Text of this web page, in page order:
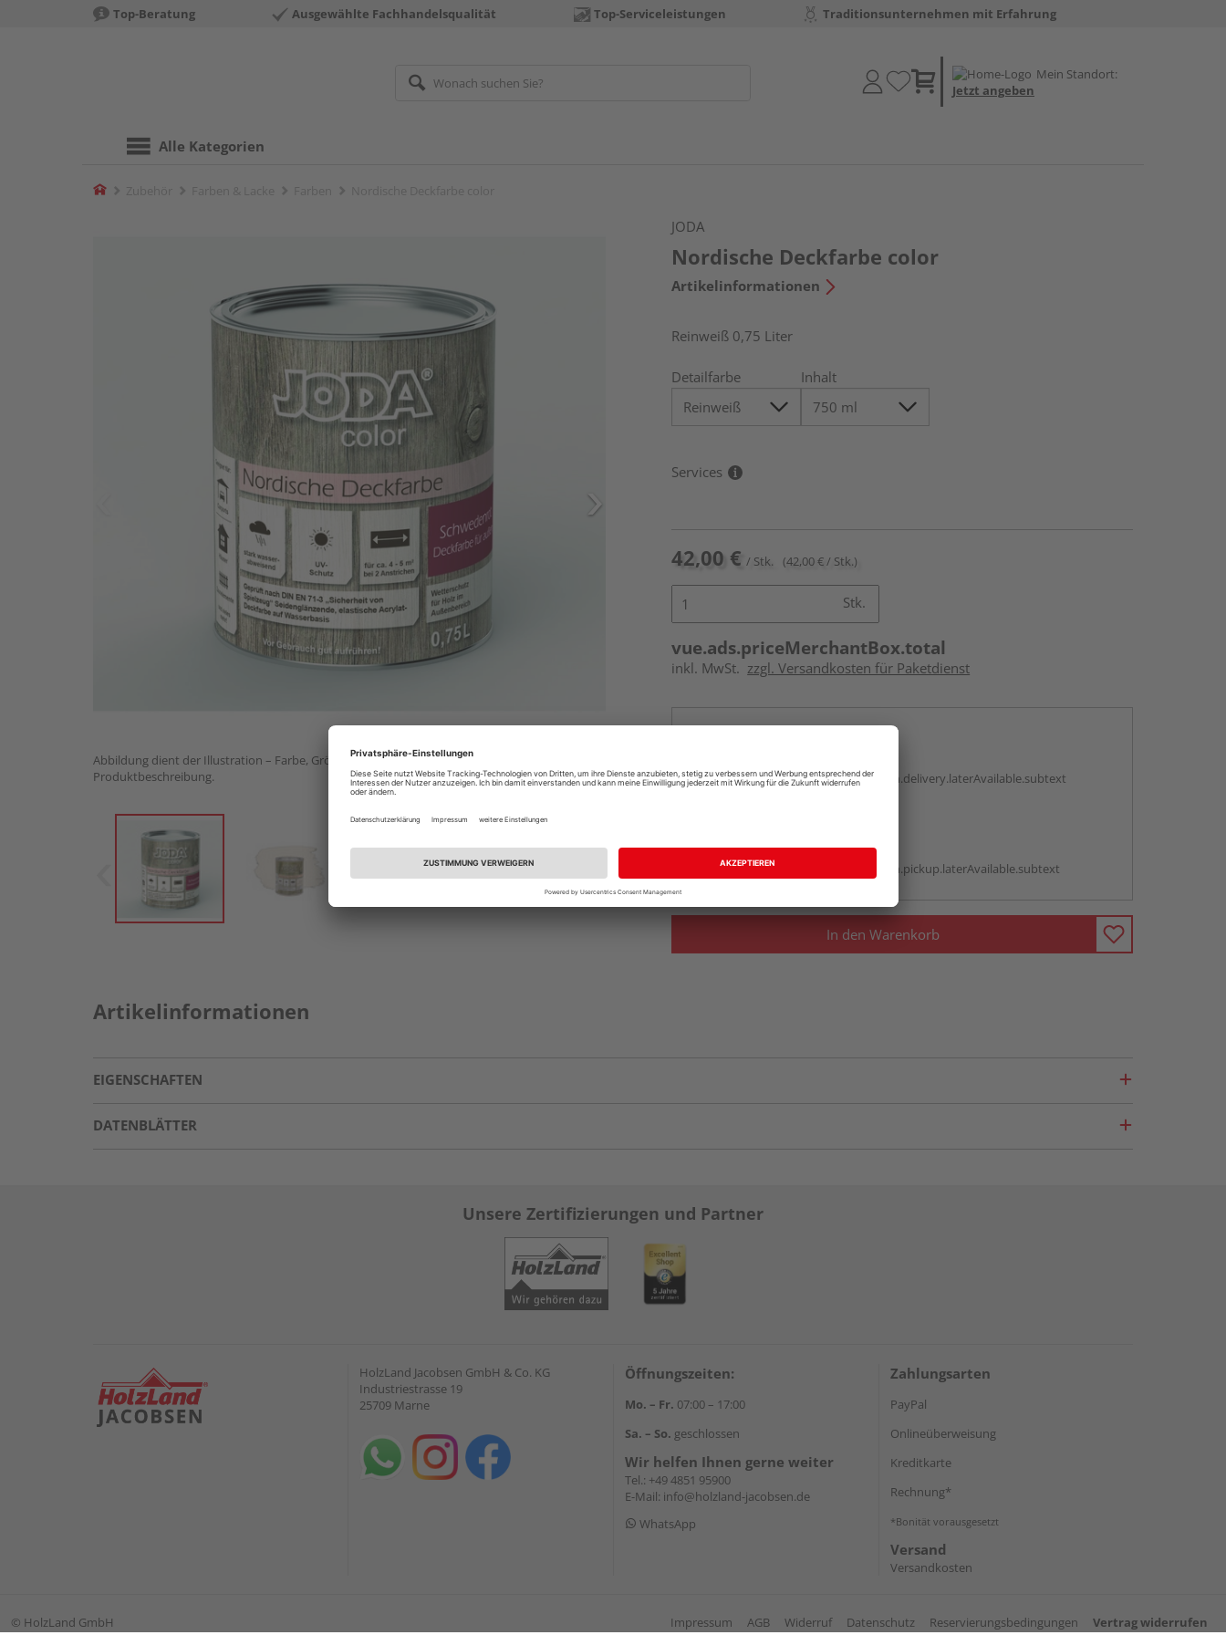
Top-Beratung Ausgewählte Fachhandelsqualität Top-Serviceleistungen Traditionsunternehmen mit Erfahrung
Mein Standort:
Jetzt angeben
Alle Kategorien
Home
Abbildung dient der Illustration – Farbe, Größe und Lieferumfang gemäß
Produktbeschreibung.
JODA
Nordische Deckfarbe color
Artikelinformationen
Reinweiß 0,75 Liter
Detailfarbe Inhalt
Services
42,00 € / Stk. (42,00 € / Stk.)
Stk.
vue.ads.priceMerchantBox.total
inkl. MwSt. zzgl. Versandkosten für Paketdienst
vue.ads.priceMerchantBox.option.delivery.laterAvailable.subtext
Auf Vorbestellung:
vue.ads.priceMerchantBox.option.pickup.laterAvailable.subtext
In den Warenkorb
Artikelinformationen
EIGENSCHAFTEN
DATENBLÄTTER
Unsere Zertifizierungen und Partner
HolzLand Jacobsen GmbH & Co. KG
Industriestrasse 19
25709 Marne
Öffnungszeiten:
Mo. – Fr. 07:00 – 17:00
Sa. – So. geschlossen
Wir helfen Ihnen gerne weiter
Tel.: +49 4851 95900
E-Mail: info@holzland-jacobsen.de
WhatsApp
Zahlungsarten
PayPal
Onlineüberweisung
Kreditkarte
Rechnung*
*Bonität vorausgesetzt
Versand
Versandkosten
© HolzLand GmbH Impressum AGB Widerruf Datenschutz Reservierungsbedingungen Vertrag widerrufen